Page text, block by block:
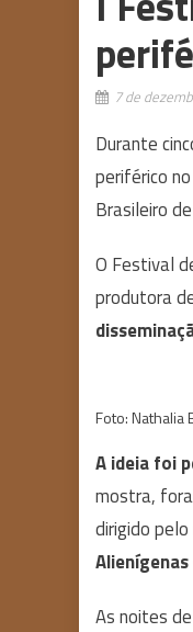
7 de
Durante
periférico
Brasileiro
O Festival
produtora
Foto: Nathalia
A ideia foi
mostra,
dirigido
Alienígenas
As noites